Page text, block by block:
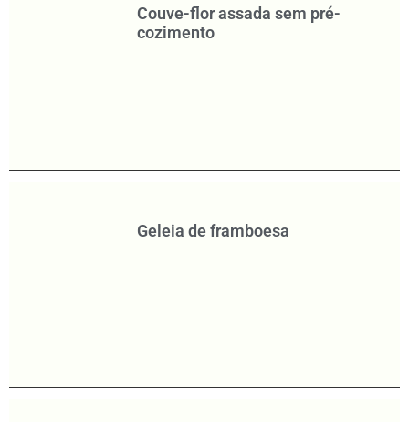
Couve-flor assada sem pré-
cozimento
Geleia de framboesa